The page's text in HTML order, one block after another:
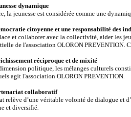
dynamique
la jeunesse est considérée comme une
citoyenne et une responsabilité des
et collaborer avec la collectivité, aider les
de l'association OLORON PREVENTION.
réciproque et de mixité
politique, les mélanges culturels
agit l'association OLORON PREVENTION.
collaboratif
relève d’une véritable volonté de dialogue et
et diversifié.